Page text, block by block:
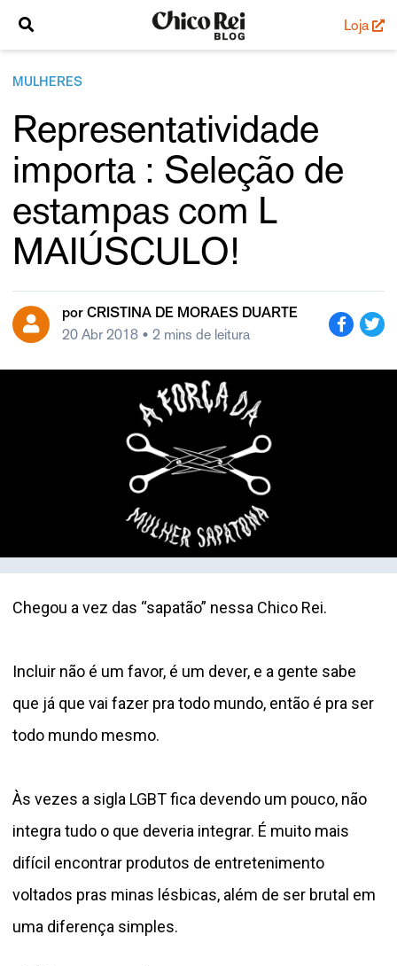
Loja
MULHERES
Representatividade
importa : Seleção de
estampas com L
MAIÚSCULO!
por CRISTINA DE MORAES DUARTE
20 Abr 2018 • 2 mins de leitura
Chegou a vez das “sapatão” nessa Chico Rei.
Incluir não é um favor, é um dever, e a gente sabe
que já que vai fazer pra todo mundo, então é pra ser
todo mundo mesmo.
Às vezes a sigla LGBT fica devendo um pouco, não
integra tudo o que deveria integrar. É muito mais
difícil encontrar produtos de entretenimento
voltados pras minas lésbicas, além de ser brutal em
uma diferença simples.